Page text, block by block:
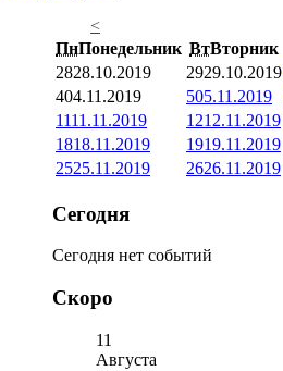
<
ПнПонедельник ВтВторник
2828.10.2019 2929.10.2019
404.11.2019 505.11.2019
1111.11.2019 1212.11.2019
1818.11.2019 1919.11.2019
2525.11.2019 2626.11.2019
Сегодня
Сегодня нет событий
Скоро
11
Августа